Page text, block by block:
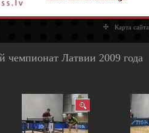
Карта сайта
чемпионат Латвии 2009 года